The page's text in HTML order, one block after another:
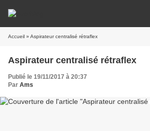
Accueil » Aspirateur centralisé rétraflex
Aspirateur centralisé rétraflex
Publié le 19/11/2017 à 20:37
Par Ams